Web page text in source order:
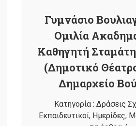
Γυμνάσιο
Ομιλία
Καθηγητή
(Δημοτικό
Δημαρχείο
Κατηγορία : Δράσεις
Εκπαιδευτικοί, Ημερίδες,